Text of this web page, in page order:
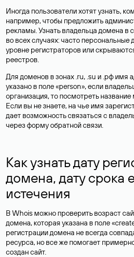
Иногда пользователи хотят узнать,
например, чтобы предложить
рекламы. Узнать владельца домена в
во всех случаях: часто персональные
уровне регистраторов или
реестров.
Для доменов в зонах .ru, .su и .рф имя
указано в поле «person», если
организация, то посмотреть
Если вы не знаете, на чье имя
дает возможность связаться с
через форму обратной связи.
Как узнать дату
домена, дату срока
истечения
В Whois можно проверить возраст
домена, которая указана в поле
регистрации домена не всегда
ресурса, но все же помогает
создан сайт.